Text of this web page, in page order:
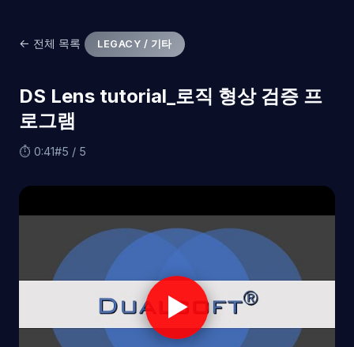
← 전체 목록 LEGACY / 기타
DS Lens tutorial_로직 형상 검증 프
로그램
⏱ 0:41#5 / 5
▶